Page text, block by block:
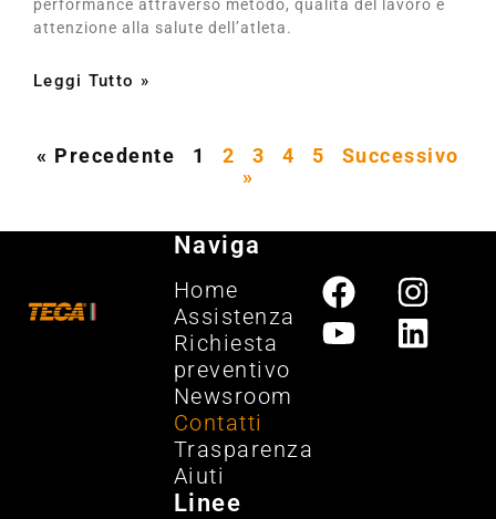
performance attraverso metodo, qualità del lavoro e
attenzione alla salute dell’atleta.
Leggi Tutto »
« Precedente 1 2 3 4 5
Successivo
»
Naviga
Home
Assistenza
Richiesta
preventivo
Newsroom
Contatti
Trasparenza
Aiuti
Linee